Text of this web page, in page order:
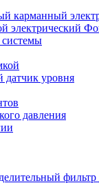
системы
датчик уровня
давления